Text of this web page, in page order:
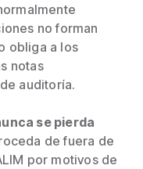
no forman
obliga a los
notas
auditoría.
se pierda
de fuera de
por motivos de